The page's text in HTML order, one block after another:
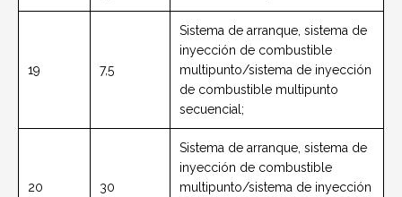
19 7,5
Sistema de arranque, sistema de
inyección de combustible
multipunto/sistema de inyección
de combustible multipunto
secuencial;
20 30
Sistema de arranque, sistema de
inyección de combustible
multipunto/sistema de inyección